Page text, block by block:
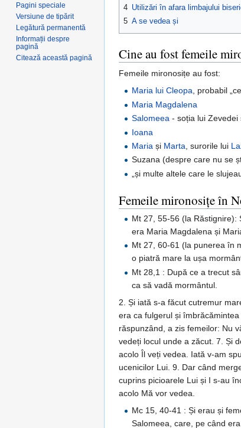
4 Utilizări în afara limbajului
5 A se vedea și
Cine au fost femeile
Femeile mironosițe au fost:
Maria lui Cleopa, probabil
Maria Magdalena
Salomeea - soția lui Zevedei
Ioana
Maria și Marta , surorile lui
Suzana (despre care nu se
„și multe altele care le
Femeile mironosițe în
Mt 27, 55-56 (la
era Maria Magdalena și
Mt 27, 60-61 (la punerea în
o piatră mare la ușa
Mt 28,1 : După ce a trecut
ca să vadă mormântul.
2. Și iată s-a făcut cutremur
era ca fulgerul și
răspunzând, a zis femeilor: Nu
vedeți locul unde a zăcut. 7. Și
acolo Îl veți vedea. Iată v-am
ucenicilor Lui. 9. Dar când
cuprins picioarele Lui și I s-au
acolo Mă vor vedea.
Mc 15, 40-41 : Și erau și
Salomeea, care, pe când
Pagini speciale
Versiune de tipărit
Legătură permanentă
Informații despre
pagină
Citează această pagină